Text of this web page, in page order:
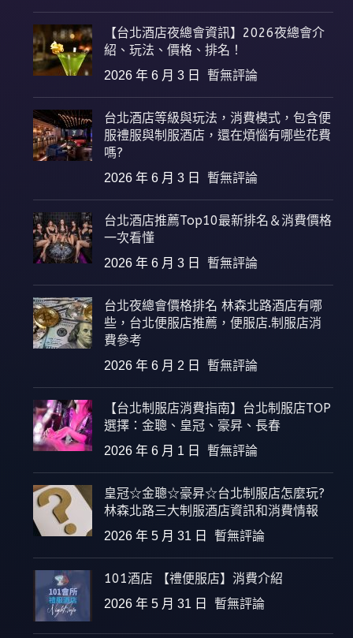
【台北酒店夜總會資訊】2026夜總會介
紹、玩法、價格、排名！
2026 年 6 月 3 日 暫無評論
台北酒店等級與玩法，消費模式，包含便
服禮服與制服酒店，還在煩惱有哪些花費
嗎?
2026 年 6 月 3 日 暫無評論
台北酒店推薦Top10最新排名＆消費價格
一次看懂
2026 年 6 月 3 日 暫無評論
台北夜總會價格排名 林森北路酒店有哪
些，台北便服店推薦，便服店.制服店消
費參考
2026 年 6 月 2 日 暫無評論
【台北制服店消費指南】台北制服店TOP
選擇：金聰、皇冠、豪昇、長春
2026 年 6 月 1 日 暫無評論
皇冠☆金聰☆豪昇☆台北制服店怎麼玩?
林森北路三大制服酒店資訊和消費情報
2026 年 5 月 31 日 暫無評論
101酒店 【禮便服店】消費介紹
2026 年 5 月 31 日 暫無評論